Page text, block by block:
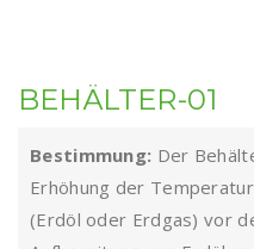
BEHÄLTER-01
Bestimmung: Der
Erhöhung der
(Erdöl oder Erdgas) vor